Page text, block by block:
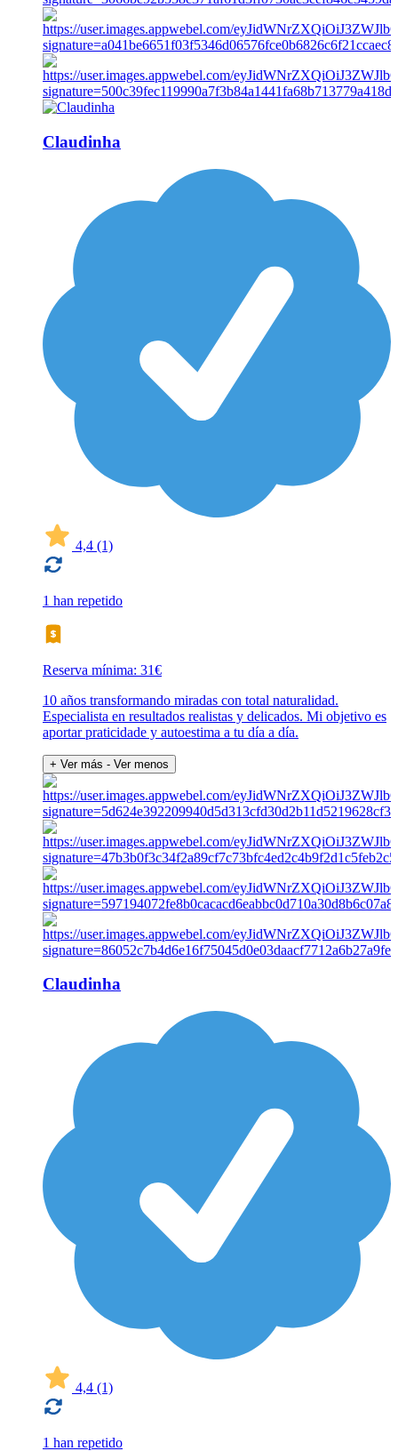
Claudinha
4,4 (1)
1 han repetido
Reserva mínima: 31€
10 años transformando miradas con total naturalidad.
Especialista en resultados realistas y delicados. Mi objetivo es
aportar praticidade y autoestima a tu día a día.
+ Ver más - Ver menos
Claudinha
4,4 (1)
1 han repetido